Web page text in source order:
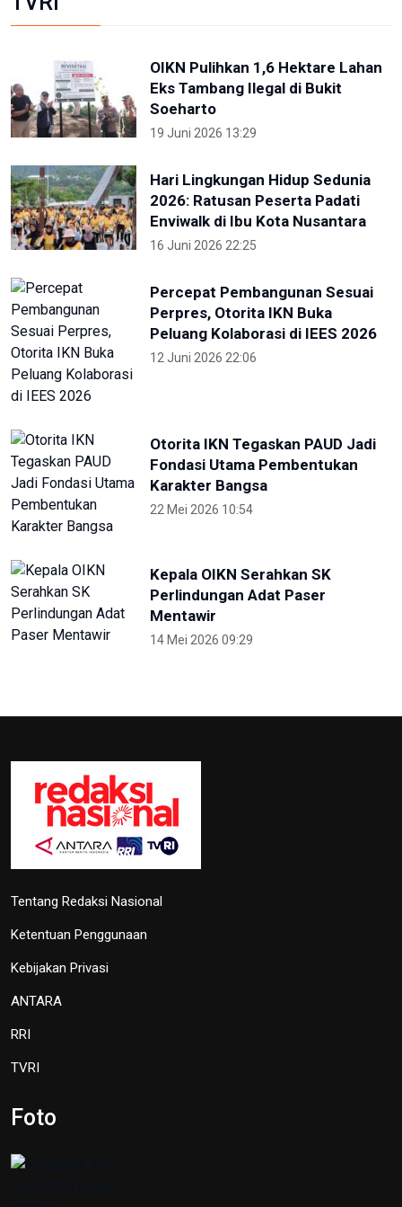
OIKN Pulihkan 1,6 Hektare Lahan
Eks Tambang Ilegal di Bukit
Soeharto
19 Juni 2026 13:29
Hari Lingkungan Hidup Sedunia
2026: Ratusan Peserta Padati
Enviwalk di Ibu Kota Nusantara
16 Juni 2026 22:25
Percepat Pembangunan Sesuai
Perpres, Otorita IKN Buka
Peluang Kolaborasi di IEES 2026
12 Juni 2026 22:06
Otorita IKN Tegaskan PAUD Jadi
Fondasi Utama Pembentukan
Karakter Bangsa
22 Mei 2026 10:54
Kepala OIKN Serahkan SK
Perlindungan Adat Paser
Mentawir
14 Mei 2026 09:29
Tentang Redaksi Nasional
Ketentuan Penggunaan
Kebijakan Privasi
ANTARA
RRI
TVRI
Foto